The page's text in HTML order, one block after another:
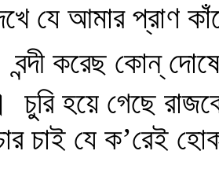
যে আমার প্রাণ
বন্দী করেছ কোন্‌
চুরি হয়ে গেছে
চাই যে ক’রেই